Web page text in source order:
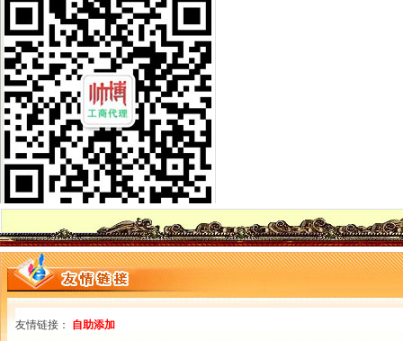
宁波海关对报关注册登记证书换证期限的规定-通关监管海关业务咨询
海关进出口货物收发货人报关注册登记证书有效期-报关员通关指南--育
拱北海关：咨询报关企业注册登记证延续及换证
关于海关办理IC卡和报关登记证书怎么办理？急-报关报检-福步外贸论
海关进出口货物收发货人报关注册登记证书的次办理
[06-30]哪位YUYU知道海关报关注册登记证在哪里办理换证？？_鹭岛
申请海关报关单位注册登记证书,海关报关注册信息年度报告范本,
海关报关单位注册登记证书-荣誉证书-常州市金坛区环宇科学仪器厂
报关注册登记证书在海关哪个部门办理？-实务问答-中国物流交易中
海关进出口货物收发货人报关注册登记证书过期怎样办理-政民互动群
变更人后海关报关注册登记证书要办理变更需要哪些资料？_已解决-
海关进出口货物报关登记证(英文翻译模板)_Sunny_新浪博客
进出口企业登记证全称是什么；它和海关报关登记证是一回事吗？_阿
海关注册登记证书年检_政务咨询_浙江电子口岸
北京海关：进出口货物收发货人报关注册登记证证书过期
报关企业应自“中华共和国海关报关企业报关注册登记证书”届
拱北海关：关于报关注册登记证书换证问题-报关员网-吧
友情链接： 自助添加